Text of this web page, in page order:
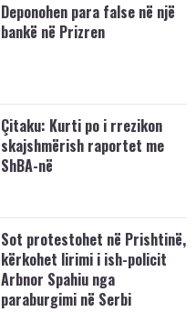
Deponohen para false në një
bankë në Prizren
Çitaku: Kurti po i rrezikon
skajshmërish raportet me
ShBA-në
Sot protestohet në Prishtinë,
kërkohet lirimi i ish-policit
Arbnor Spahiu nga
paraburgimi në Serbi